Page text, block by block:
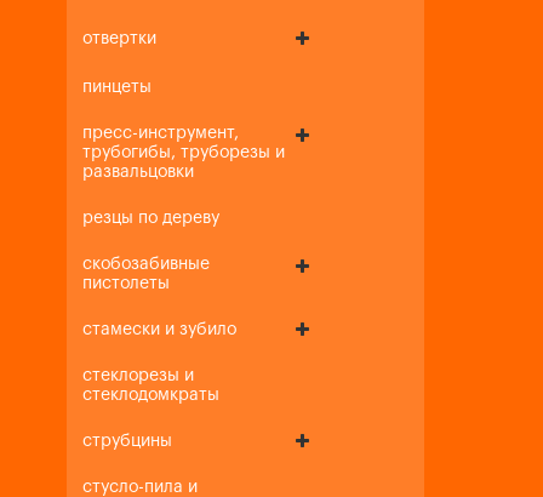
отвертки
пинцеты
пресс-инструмент,
трубогибы, труборезы и
развальцовки
резцы по дереву
скобозабивные
пистолеты
стамески и зубило
стеклорезы и
стеклодомкраты
струбцины
стусло-пила и